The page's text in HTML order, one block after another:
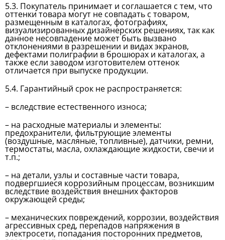
5.3. Покупатель принимает и соглашается с тем, что
оттенки товара могут не совпадать с товаром,
размещенным в каталогах, фотографиях,
визуализированных дизайнерских решениях, так как
данное несовпадение может быть вызвано
отклонениями в разрешении и видах экранов,
дефектами полиграфии в брошюрах и каталогах, а
также если заводом изготовителем оттенок
отличается при выпуске продукции.
5.4. Гарантийный срок не распространяется:
– вследствие естественного износа;
– на расходные материалы и элементы:
предохранители, фильтрующие элементы
(воздушные, масляные, топливные), датчики, ремни,
термостаты, масла, охлаждающие жидкости, свечи и
т.п.;
– на детали, узлы и составные части товара,
подвергшиеся коррозийным процессам, возникшим
вследствие воздействия внешних факторов
окружающей среды;
– механических повреждений, коррозии, воздействия
агрессивных сред, перепадов напряжения в
электросети, попадания посторонних предметов,